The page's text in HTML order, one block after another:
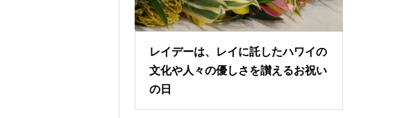
レイデーは、レイに託したハワイの
文化や人々の優しさを讃えるお祝い
の日